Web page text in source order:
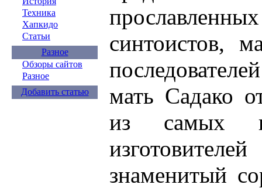
Техника
Хапкидо
Статьи
Разное
Обзоры сайтов
Разное
Добавить статью
синтоистов,
мать Садако
из самых
знаменитый